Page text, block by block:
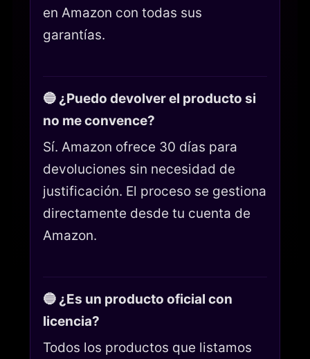
en Amazon con todas sus
garantías.
🔵 ¿Puedo devolver el producto si
no me convence?
Sí. Amazon ofrece 30 días para
devoluciones sin necesidad de
justificación. El proceso se gestiona
directamente desde tu cuenta de
Amazon.
🔵 ¿Es un producto oficial con
licencia?
Todos los productos que listamos